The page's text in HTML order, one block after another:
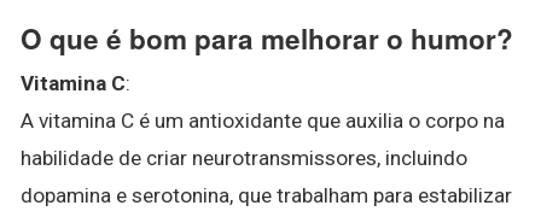
O que é bom para melhorar o humor?
Vitamina C:
A vitamina C é um antioxidante que auxilia o corpo na
habilidade de criar neurotransmissores, incluindo
dopamina e serotonina, que trabalham para estabilizar